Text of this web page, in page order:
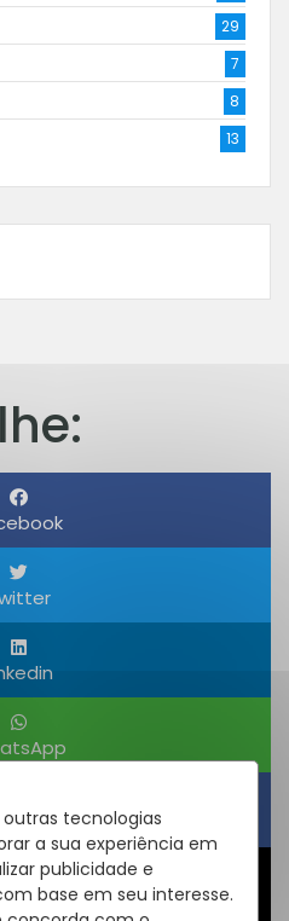
tecnologias
a sua experiência em
publicidade e
base em seu interesse.
29
7
8
13
um Link